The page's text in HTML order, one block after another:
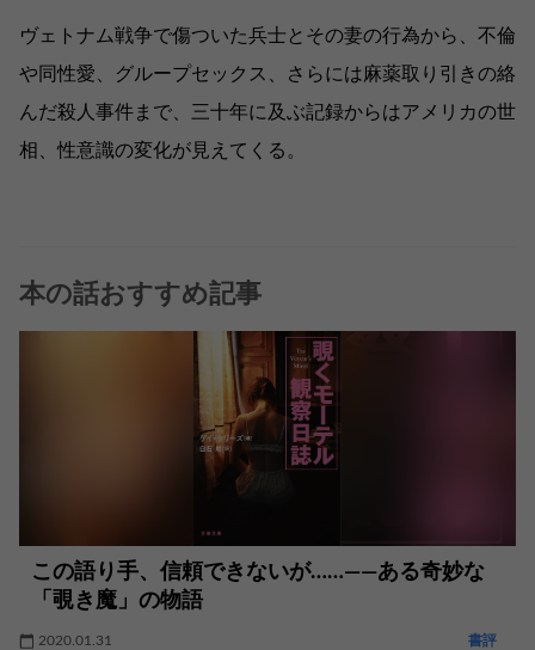
ヴェトナム戦争で傷ついた兵士とその妻の行為から、不倫
や同性愛、グループセックス、さらには麻薬取り引きの絡
んだ殺人事件まで、三十年に及ぶ記録からはアメリカの世
相、性意識の変化が見えてくる。
本の話おすすめ記事
この語り手、信頼できないが……――ある奇妙な
「覗き魔」の物語
2020.01.31 書評